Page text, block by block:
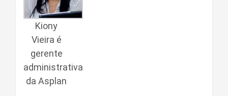
Kiony
Vieira é
gerente
administrativa
da Asplan